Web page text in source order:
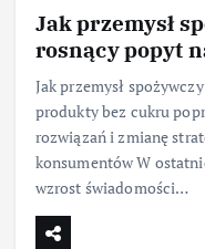
Jak przemysł
rosnący popyt
Jak przemysł
produkty bez cukru
rozwiązań i zmianę
konsumentów W
wzrost świadomości…